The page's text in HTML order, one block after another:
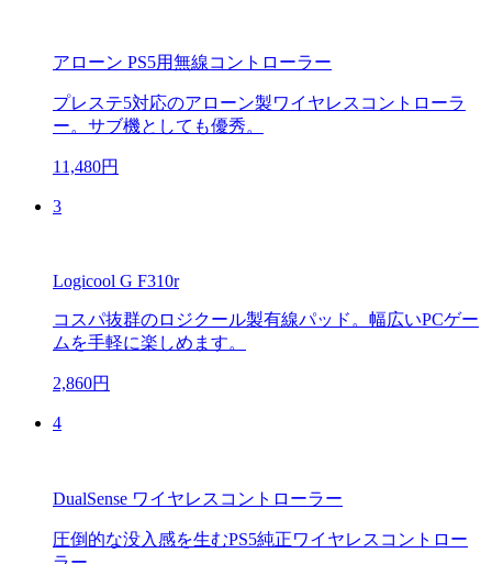
アローン PS5用無線コントローラー
プレステ5対応のアローン製ワイヤレスコントローラ
ー。サブ機としても優秀。
11,480円
3
Logicool G F310r
コスパ抜群のロジクール製有線パッド。幅広いPCゲー
ムを手軽に楽しめます。
2,860円
4
DualSense ワイヤレスコントローラー
圧倒的な没入感を生むPS5純正ワイヤレスコントロー